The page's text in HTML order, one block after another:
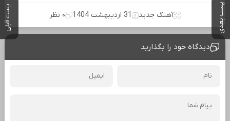
پست بعدی پست قبلی آهنگ جدید 31 اردیبهشت 1404 ۰ نظر
دیدگاه خود را بگذارید